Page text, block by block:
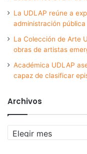
La UDLAP reúne a
administración
La Colección de Arte
obras de artistas
Académica UDLAP
capaz de clasificar
Archivos
Archivos